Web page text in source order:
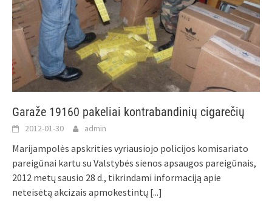
Garaže 19160 pakeliai kontrabandinių cigarečių
2012-01-30 admin
Marijampolės apskrities vyriausiojo policijos komisariato
pareigūnai kartu su Valstybės sienos apsaugos pareigūnais,
2012 metų sausio 28 d., tikrindami informaciją apie
neteisėtą akcizais apmokestintų [...]